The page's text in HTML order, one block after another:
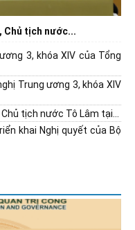
Chủ tịch nước...
3, khóa XIV của Tổng
Trung ương 3, khóa XIV
tịch nước Tô Lâm tại...
khai Nghị quyết của Bộ